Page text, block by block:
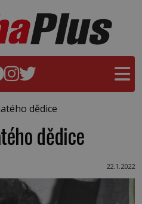
dědice
dědice
22.1.2022